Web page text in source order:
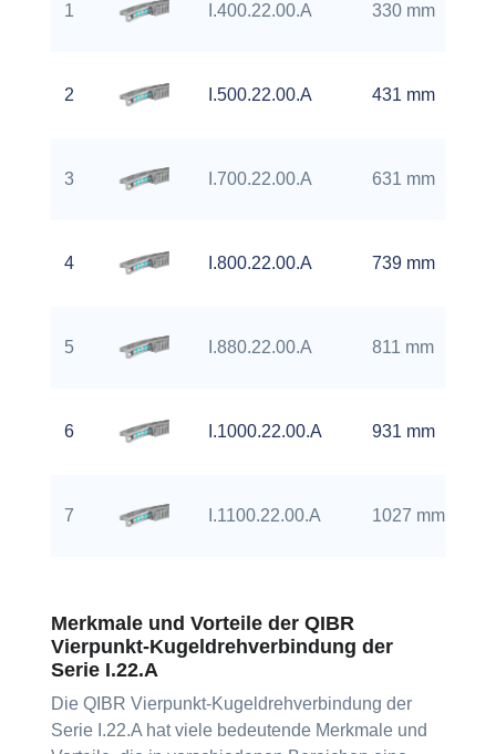
1 I.400.22.00.A 330 mm
2 I.500.22.00.A 431 mm
3 I.700.22.00.A 631 mm
4 I.800.22.00.A 739 mm
5 I.880.22.00.A 811 mm
6 I.1000.22.00.A 931 mm
7 I.1100.22.00.A 1027 mm
Merkmale und Vorteile der QIBR
Vierpunkt-Kugeldrehverbindung der
Serie I.22.A
Die QIBR Vierpunkt-Kugeldrehverbindung der
Serie I.22.A hat viele bedeutende Merkmale und